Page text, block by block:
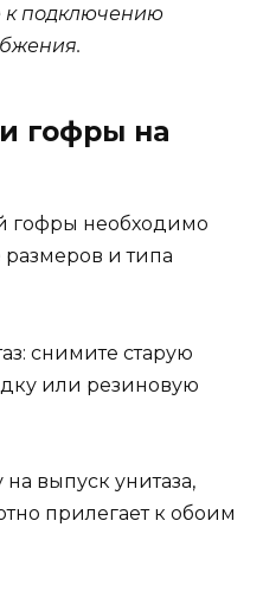
к подключению
гофры на
гофры необходимо
размеров и типа
снимите старую
или резиновую
выпуск унитаза,
прилегает к обоим